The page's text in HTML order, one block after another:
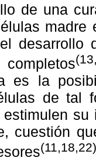
de una
madre
desarrollo
es la
de tal
estimulen
cuestión
(11,18,22)